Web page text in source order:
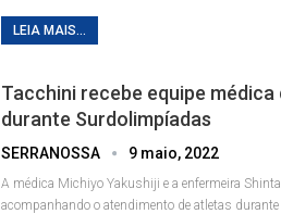
LEIA MAIS...
Tacchini recebe equipe
durante Surdolimpíadas
SERRANOSSA 9 maio, 2022
A médica Michiyo Yakushiji e a enfermeira
acompanhando o atendimento de atletas